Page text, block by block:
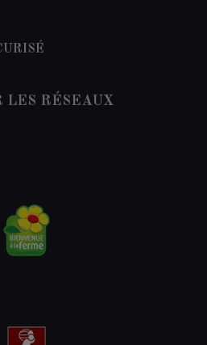
LES RÉSEAUX